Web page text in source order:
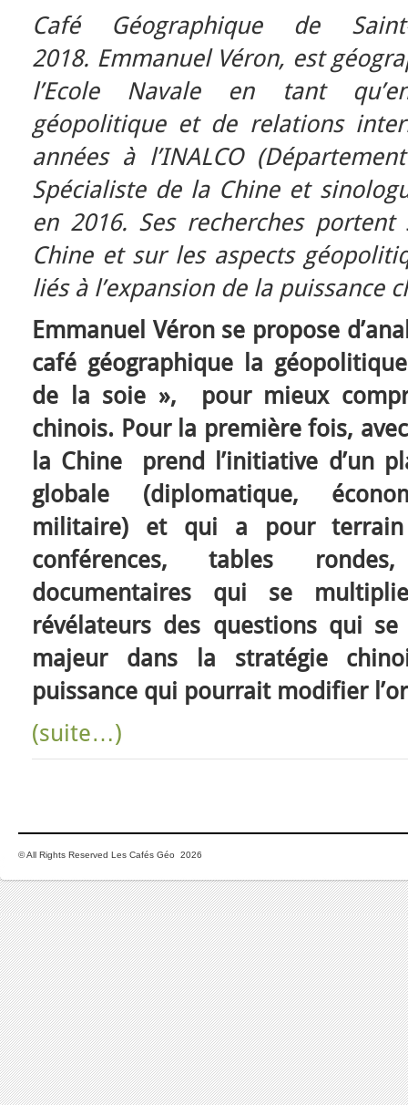
Café Géographique de
2018. Emmanuel Véron, est
l’Ecole Navale en tant
géopolitique et de relations
années à l’INALCO
Spécialiste de la Chine et
en 2016. Ses recherches
Chine et sur les aspects
liés à l’expansion de la puissance
Emmanuel Véron se propose
café géographique la
de la soie », pour mieux
chinois. Pour la première fois,
la Chine prend l’initiative d’un
globale (diplomatique,
militaire) et qui a pour terrain
conférences, tables
documentaires qui se
révélateurs des questions qui
majeur dans la stratégie
puissance qui pourrait modifier
(suite…)
© All Rights Reserved Les Cafés Géo 2026